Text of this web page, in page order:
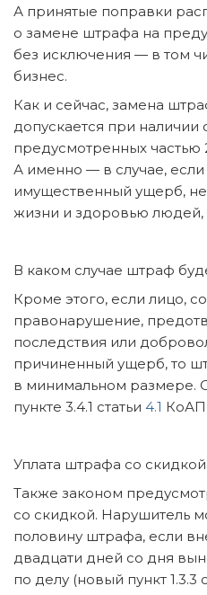
А принятые поправки
о замене штрафа на
без исключения — в том
бизнес.
Как и сейчас, замена
допускается при наличии
предусмотренных частью
А именно — в случае, если
имущественный ущерб,
жизни и здоровью
В каком случае штраф
Кроме этого, если лицо,
правонарушение,
последствия или
причиненный ущерб, то
в минимальном размере.
пункте 3.4.1 статьи 4.1
Уплата штрафа со скидкой
Также законом
со скидкой. Нарушитель
половину штрафа, если
двадцати дней со дня
по делу (новый пункт 1.3.3